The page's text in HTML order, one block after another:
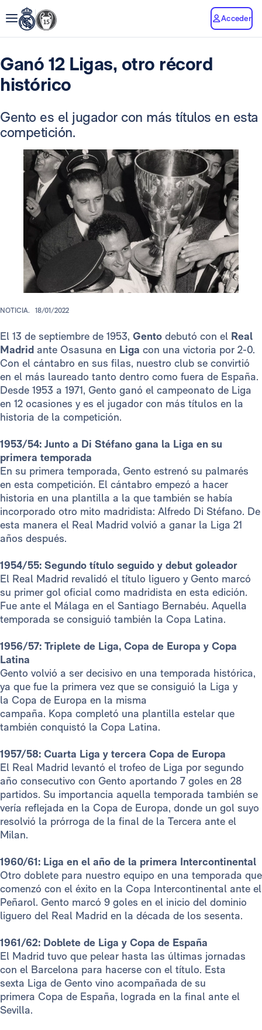
Acceder
Ganó 12 Ligas, otro récord
histórico
Gento es el jugador con más títulos en esta
competición.
NOTICIA. 18/01/2022
El 13 de septiembre de 1953, Gento debutó con el Real
Madrid ante Osasuna en Liga con una victoria por 2-0.
Con el cántabro en sus filas, nuestro club se convirtió
en el más laureado tanto dentro como fuera de España.
Desde 1953 a 1971, Gento ganó el campeonato de Liga
en 12 ocasiones y es el jugador con más títulos en la
historia de la competición.
1953/54: Junto a Di Stéfano gana la Liga en su
primera temporada
En su primera temporada, Gento estrenó su palmarés
en esta competición. El cántabro empezó a hacer
historia en una plantilla a la que también se había
incorporado otro mito madridista: Alfredo Di Stéfano. De
esta manera el Real Madrid volvió a ganar la Liga 21
años después.
1954/55: Segundo título seguido y debut goleador
El Real Madrid revalidó el título liguero y Gento marcó
su primer gol oficial como madridista en esta edición.
Fue ante el Málaga en el Santiago Bernabéu. Aquella
temporada se consiguió también la Copa Latina.
1956/57: Triplete de Liga, Copa de Europa y Copa
Latina
Gento volvió a ser decisivo en una temporada histórica,
ya que fue la primera vez que se consiguió la Liga y
la Copa de Europa en la misma
campaña. Kopa completó una plantilla estelar que
también conquistó la Copa Latina.
1957/58: Cuarta Liga y tercera Copa de Europa
El Real Madrid levantó el trofeo de Liga por segundo
año consecutivo con Gento aportando 7 goles en 28
partidos. Su importancia aquella temporada también se
vería reflejada en la Copa de Europa, donde un gol suyo
resolvió la prórroga de la final de la Tercera ante el
Milan.
1960/61: Liga en el año de la primera Intercontinental
Otro doblete para nuestro equipo en una temporada que
comenzó con el éxito en la Copa Intercontinental ante el
Peñarol. Gento marcó 9 goles en el inicio del dominio
liguero del Real Madrid en la década de los sesenta.
1961/62: Doblete de Liga y Copa de España
El Madrid tuvo que pelear hasta las últimas jornadas
con el Barcelona para hacerse con el título. Esta
sexta Liga de Gento vino acompañada de su
primera Copa de España, lograda en la final ante el
Sevilla.